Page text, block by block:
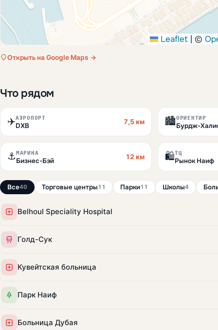
Leaflet ©
Открыть на Google Maps →
Что рядом
✈️АЭРОПОРТ
DXB
7,5 км 🏙️ОРИЕНТИР
Бурдж-
⚓ МАРИНА
Бизнес-Бэй
12 км 🛍️ТЦ
Рынок Наиф
Все40 Торговые центры11 Парки11 Школы4
Belhoul Speciality Hospital
Голд-Сук
Кувейтская больница
Парк Наиф
Больница Дубая